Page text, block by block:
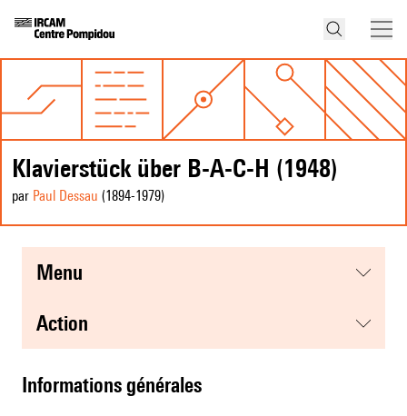
Klavierstück über B-A-C-H (1948)
par Paul Dessau (1894-1979)
menu
action
informations générales